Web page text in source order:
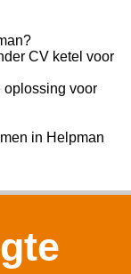
CV ketel voor
oplossing voor
in Helpman